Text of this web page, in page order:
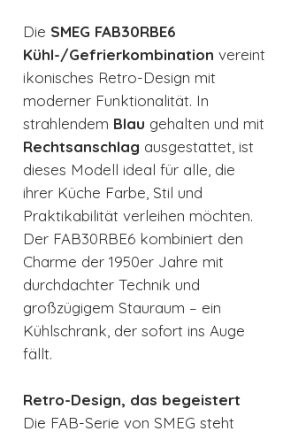
Die SMEG FAB30RBE6
Kühl-/Gefrierkombination vereint
ikonisches Retro-Design mit
moderner Funktionalität. In
strahlendem Blau gehalten und mit
Rechtsanschlag ausgestattet, ist
dieses Modell ideal für alle, die
ihrer Küche Farbe, Stil und
Praktikabilität verleihen möchten.
Der FAB30RBE6 kombiniert den
Charme der 1950er Jahre mit
durchdachter Technik und
großzügigem Stauraum – ein
Kühlschrank, der sofort ins Auge
fällt.
Retro-Design, das begeistert
Die FAB-Serie von SMEG steht